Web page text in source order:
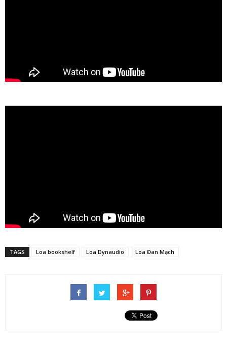
TAGS Loa bookshelf Loa Dynaudio Loa Đan Mạch